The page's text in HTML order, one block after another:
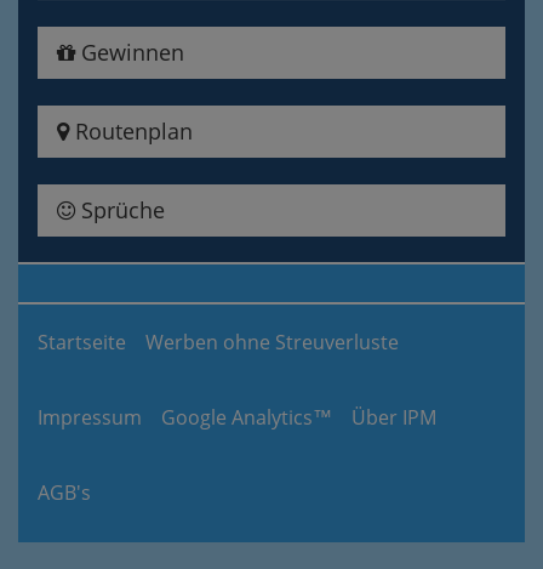
Gewinnen
Routenplan
Sprüche
Startseite Werben ohne Streuverluste
Impressum Google Analytics™ Über IPM
AGB's